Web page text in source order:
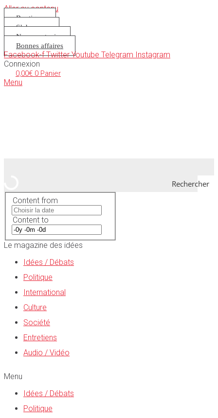
Aller au contenu
Boutique
S’abonner
Nous soutenir
Bonnes affaires
Facebook-f Twitter Youtube Telegram Instagram
Connexion
0,00€ 0 Panier
Menu
Rechercher
Content from
Content to
Le magazine des idées
Idées / Débats
Politique
International
Culture
Société
Entretiens
Audio / Vidéo
Menu
Idées / Débats
Politique